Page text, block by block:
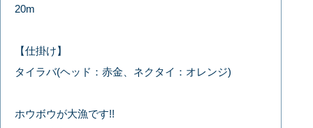
20m
【仕掛け】
タイラバ(ヘッド：赤金、ネクタイ：オレンジ)
ホウボウが大漁です!!